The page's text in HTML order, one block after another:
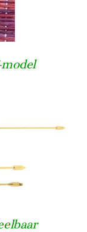
model